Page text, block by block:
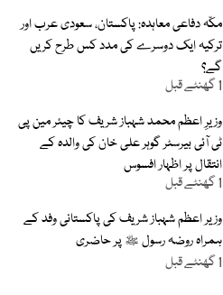
مکّہ دفاعی معاہدہ: پاکستان، سعودی عرب اور
ترکیہ ایک دوسرے کی مدد کس طرح کریں
گے؟
1 گھنٹے قبل
وزیرِ اعظم محمد شہباز شریف کا چیئر مین پی
ٹی آئی بیرسٹر گوہر علی خان کی والدہ کے
انتقال پر اظہار افسوس
1 گھنٹے قبل
وزیر اعظم شہباز شریف کی پاکستانی وفد کے
ہمراہ روضہ رسول ﷺ پر حاضری
1 گھنٹے قبل